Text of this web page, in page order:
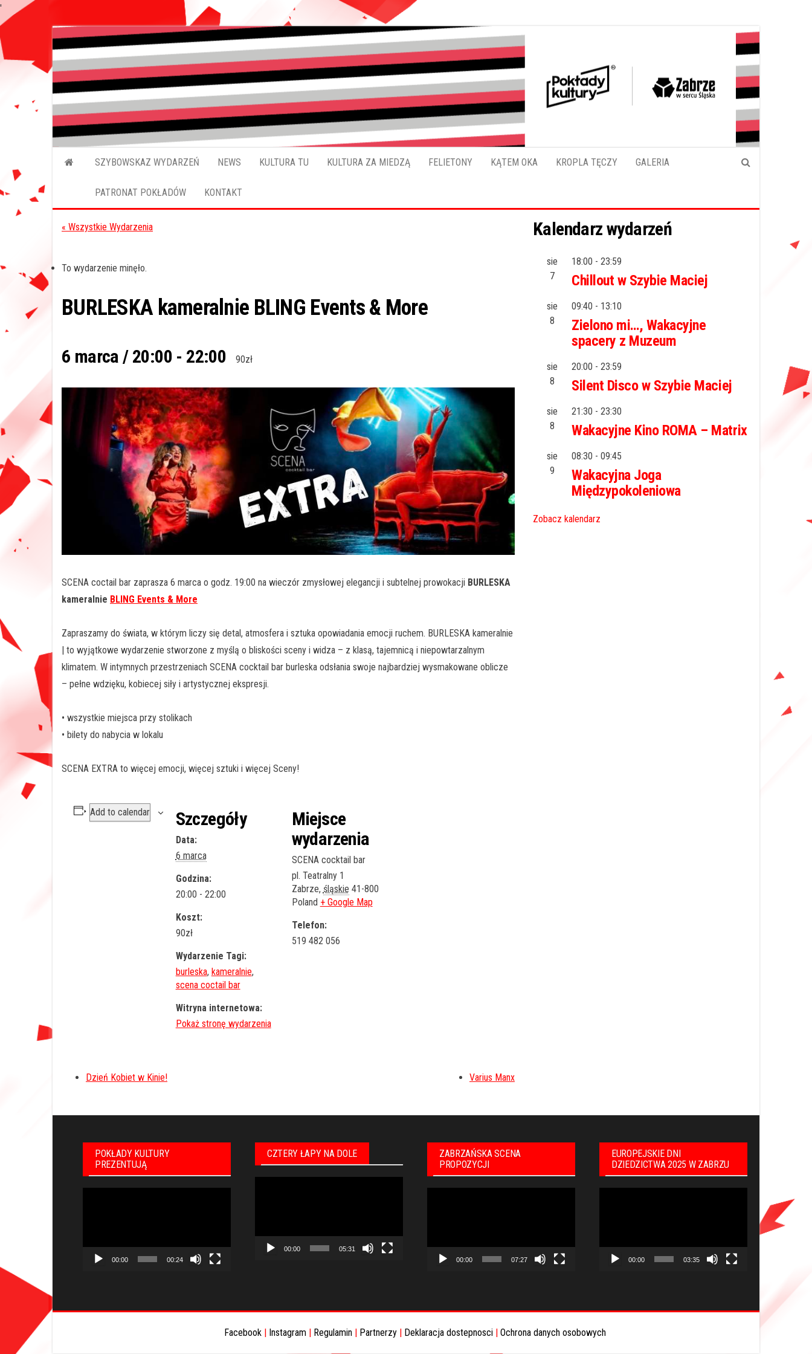
'
do
treści
Pokładykultury.eu
SZYBOWSKAZ WYDARZEŃ NEWS KULTURA TU KULTURA ZA MIEDZĄ FELIETONY KĄTEM OKA KROPLA TĘCZY GALERIA
PATRONAT POKŁADÓW KONTAKT
« Wszystkie Wydarzenia
To wydarzenie minęło.
BURLESKA kameralnie BLING Events & More
6 marca / 20:00 - 22:00 90zł
SCENA coctail bar zaprasza 6 marca o godz. 19:00 na wieczór zmysłowej elegancji i subtelnej prowokacji BURLESKA
kameralnie BLING Events & More
Zapraszamy do świata, w którym liczy się detal, atmosfera i sztuka opowiadania emocji ruchem. BURLESKA kameralnie
| to wyjątkowe wydarzenie stworzone z myślą o bliskości sceny i widza – z klasą, tajemnicą i niepowtarzalnym
klimatem. W intymnych przestrzeniach SCENA cocktail bar burleska odsłania swoje najbardziej wysmakowane oblicze
– pełne wdzięku, kobiecej siły i artystycznej ekspresji.
• wszystkie miejsca przy stolikach
• bilety do nabycia w lokalu
SCENA EXTRA to więcej emocji, więcej sztuki i więcej Sceny!
Add to calendar Szczegóły
Data:
6 marca
Godzina:
20:00 - 22:00
Koszt:
90zł
Wydarzenie Tagi:
burleska, kameralnie,
scena coctail bar
Witryna internetowa:
Miejsce
wydarzenia
SCENA cocktail bar
pl. Teatralny 1
Zabrze, śląskie 41-800
Poland + Google Map
Telefon:
519 482 056
Dzień Kobiet w Kinie! Varius Manx
Kalendarz wydarzeń
sie
7
18:00 - 23:59
Chillout w Szybie Maciej
sie
8
09:40 - 13:10
Zielono mi…, Wakacyjne
spacery z Muzeum
sie
8
20:00 - 23:59
Silent Disco w Szybie Maciej
sie
8
21:30 - 23:30
Wakacyjne Kino ROMA – Matrix
sie
9
08:30 - 09:45
Wakacyjna Joga
Międzypokoleniowa
Zobacz kalendarz
POKŁADY KULTURY
PREZENTUJĄ
00:00 00:24
CZTERY ŁAPY NA DOLE
00:00 05:31
ZABRZAŃSKA SCENA
PROPOZYCJI
00:00 07:27
EUROPEJSKIE DNI
DZIEDZICTWA 2025 W ZABRZU
00:00 03:35
Facebook | Instagram | Regulamin | Partnerzy | Deklaracja dostepnosci | Ochrona danych osobowych